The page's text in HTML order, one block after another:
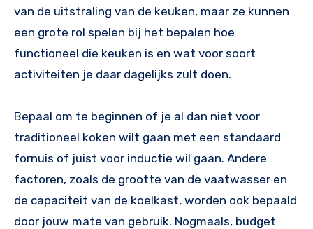
van de uitstraling van de keuken, maar ze kunnen
een grote rol spelen bij het bepalen hoe
functioneel die keuken is en wat voor soort
activiteiten je daar dagelijks zult doen.
Bepaal om te beginnen of je al dan niet voor
traditioneel koken wilt gaan met een standaard
fornuis of juist voor inductie wil gaan. Andere
factoren, zoals de grootte van de vaatwasser en
de capaciteit van de koelkast, worden ook bepaald
door jouw mate van gebruik. Nogmaals, budget